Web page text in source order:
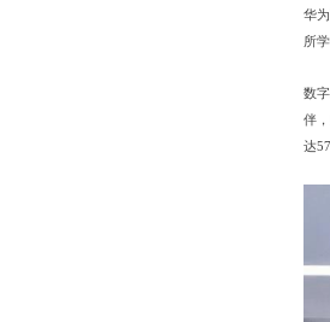
华
所
数
伴
达